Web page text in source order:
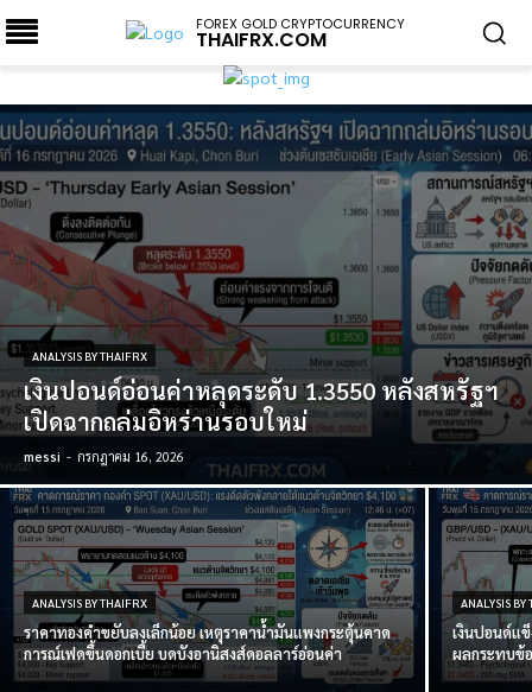
FOREX GOLD CRYPTOCURRENCY
THAIFRX.COM
ANALYSIS BY THAIFRX
เงินปอนด์อ่อนค่าหลุดระดับ 1.3550 หลังสหรัฐฯ
เปิดฉากถล่มอิหร่านรอบใหม่
messi - กรกฎาคม 16, 2026
ANALYSIS BY THAIFRX
ราคาทองคำขยับลงเล็กน้อย เหตุราคาน้ำมันแพงกระตุ้นคาด
การณ์เฟดขึ้นดอกเบี้ย บดบังอานิสงส์ดอลลาร์อ่อนค่า
ANALYSIS
เงินปอนด์แ
ผลกระทบข้